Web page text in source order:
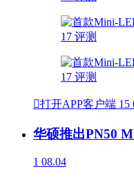
打开APP客户端 15
华硕推出PN50
1 08.04